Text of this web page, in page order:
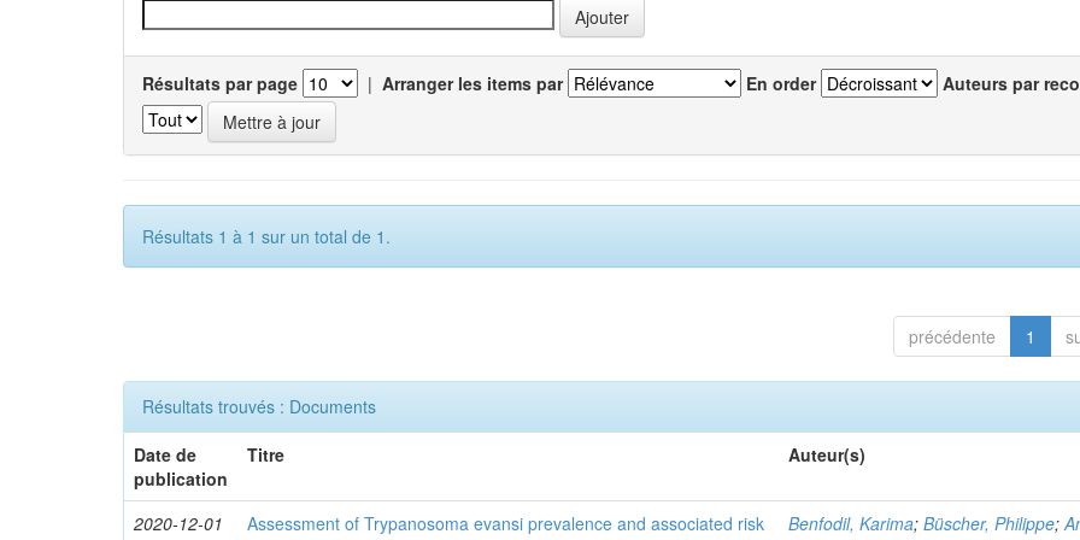
Résultats par page | Arranger les items par En order Auteurs par
Résultats 1 à 1 sur un total de 1.
précédente 1
Résultats trouvés : Documents
Date de
publication
Titre Auteur(s)
2020-12-01
Assessment of Trypanosoma evansi prevalence and associated risk
Benfodil, Karima;Büscher, Philippe;